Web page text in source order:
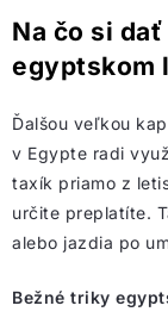
Na čo si
egyptskom
Ďalšou veľkou
v Egypte radi
taxík priamo z
určite preplatíte.
alebo jazdia po
Bežné triky